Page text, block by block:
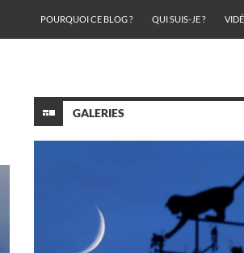
POURQUOI CE BLOG ?
QUI SUIS-JE ?
GALERIES